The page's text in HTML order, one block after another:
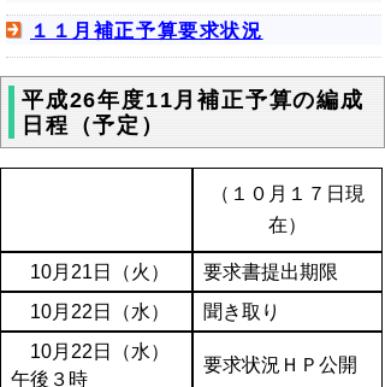
１１月補正予算要求状況
平成26年度11月補正予算の編成
日程（予定）
（１０月１７日現
在）
10月21日（火）
要求書提出期限
10月22日（水）
聞き取り
10月22日（水）
午後３時
要求状況ＨＰ公開